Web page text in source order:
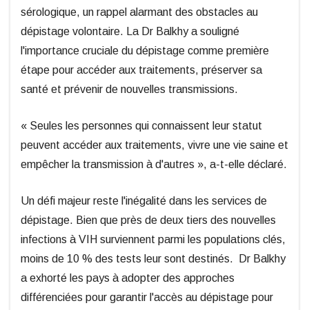
sérologique, un rappel alarmant des obstacles au
dépistage volontaire. La Dr Balkhy a souligné
l'importance cruciale du dépistage comme première
étape pour accéder aux traitements, préserver sa
santé et prévenir de nouvelles transmissions.
« Seules les personnes qui connaissent leur statut
peuvent accéder aux traitements, vivre une vie saine et
empêcher la transmission à d'autres », a-t-elle déclaré.
Un défi majeur reste l'inégalité dans les services de
dépistage. Bien que près de deux tiers des nouvelles
infections à VIH surviennent parmi les populations clés,
moins de 10 % des tests leur sont destinés. Dr Balkhy
a exhorté les pays à adopter des approches
différenciées pour garantir l'accès au dépistage pour